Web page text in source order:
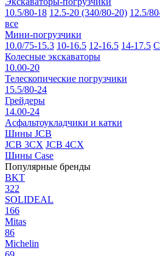
10.5/80-18 12.5-20 (340/80-20) 12.5/
все
Мини-погрузчики
10.0/75-15.3 10-16.5 12-16.5 14-17.5
Колесные экскаваторы
10.00-20
Телескопические погрузчики
15.5/80-24
Грейдеры
14.00-24
Асфальтоукладчики и катки
Шины JCB
JCB 3CX JCB 4CX
Шины Case
Популярные бренды
BKT
322
SOLIDEAL
166
Mitas
86
Michelin